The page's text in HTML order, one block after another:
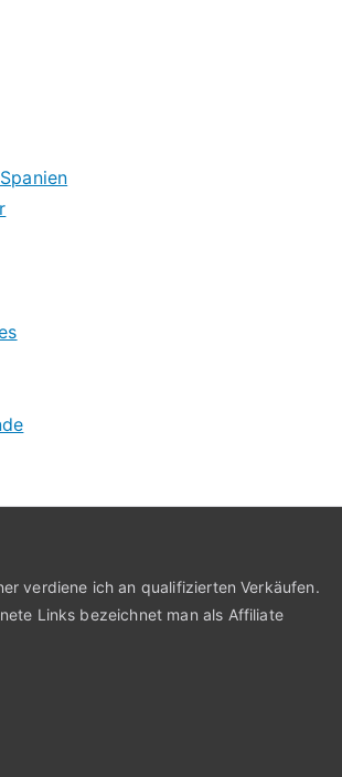
verdiene ich an qualifizierten Verkäufen.
Links bezeichnet man als Affiliate